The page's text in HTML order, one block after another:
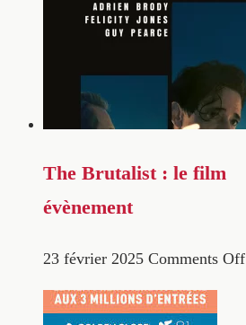
The Brutalist : le film
évènement
23 février 2025 Comments Off